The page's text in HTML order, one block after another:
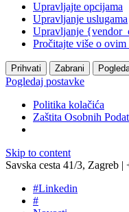
Upravljajte opcijama
Upravljanje uslugama
Upravljanje
Pročitajte više o ovim
Prihvati Zabrani
Pogledaj postavke
Politika kolačića
Zaštita Osobnih
Skip to content
Savska cesta 41/3, Zagreb
#Linkedin
#